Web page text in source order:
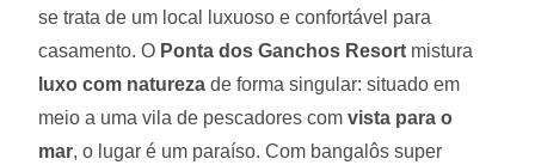
se trata de um local luxuoso e confortável para
casamento. O Ponta dos Ganchos Resort mistura
luxo com natureza de forma singular: situado em
meio a uma vila de pescadores comvista para o
mar, o lugar é um paraíso. Com bangalôs super